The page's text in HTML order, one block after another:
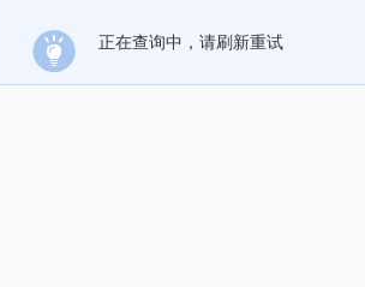
正在查询中，请刷新重试